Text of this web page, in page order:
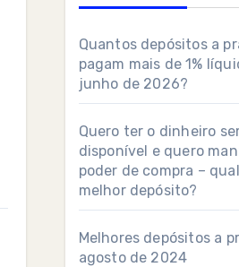
Quantos depósitos a
pagam mais de 1%
junho de 2026?
Quero ter o dinheiro
disponível e quero
poder de compra –
melhor depósito?
Melhores depósitos a
agosto de 2024